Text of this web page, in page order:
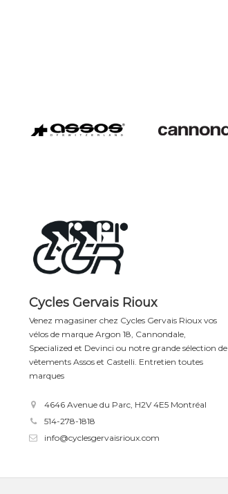
Cycles Gervais Rioux
Venez magasiner chez Cycles Gervais Rioux vos
vélos de marque Argon 18, Cannondale,
Specialized et Devinci ou notre grande sélection de
vêtements Assos et Castelli. Entretien toutes
marques
4646 Avenue du Parc, H2V 4E5 Montréal
514-278-1818
info@cyclesgervaisrioux.com